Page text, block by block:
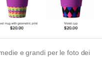
e grandi per le foto dei